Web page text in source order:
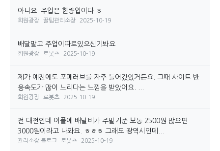
아니요. 주업은 한량입이다 ㅎ
회원광장 꿀팁관리소장 2025-10-19
배달말고 주업이따로있으신기봐요
회원광장 로봇츠 2025-10-19
제가 예전에도 포메러브를 자주 들어갔었거든요. 그때 사이트 반
응속도가 많이 느리다는 느낌을 받았어요. ...
회원광장 로봇츠 2025-10-19
전 대전인데 어플에 배달비가 주말기준 보통 2500원 많으면
3000원이라고 나와요. ㅎㅎㅎ 그래도 광역시인데...
관리소장 블로그 로봇츠 2025-10-19